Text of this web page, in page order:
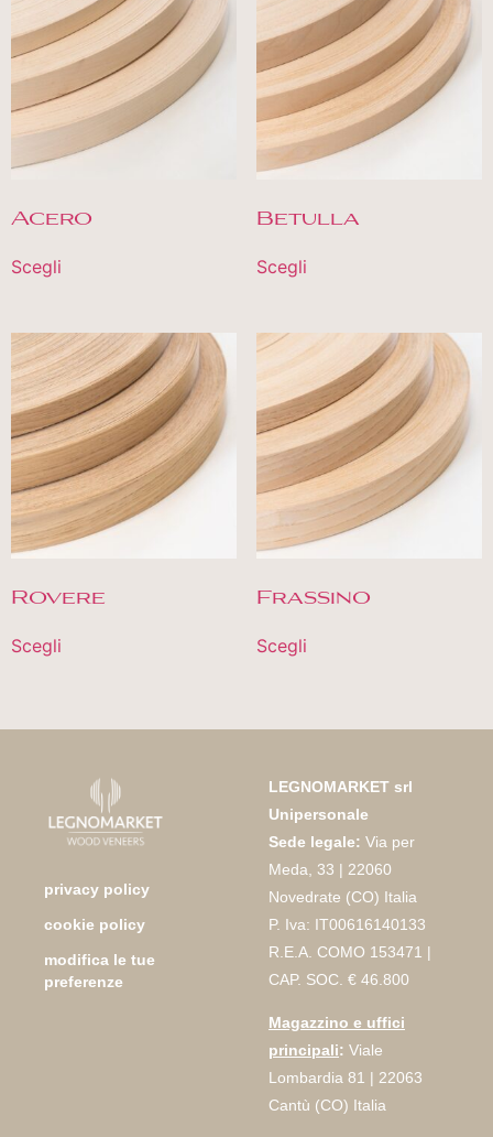
Acero
Scegli
Betulla
Scegli
Rovere
Scegli
Frassino
Scegli
privacy policy
cookie policy
modifica le tue
preferenze
LEGNOMARKET srl
Unipersonale
Sede legale: Via per
Meda, 33 | 22060
Novedrate (CO) Italia
P. Iva: IT00616140133
R.E.A. COMO 153471 |
CAP. SOC. € 46.800
Magazzino e uffici
principali: Viale
Lombardia 81 | 22063
Cantù (CO) Italia